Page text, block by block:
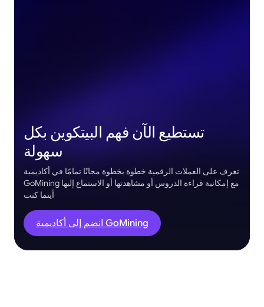
تستطيع الآن فهم البيتكوين بكل
سهولة
تعرف على العملات الرقمية خطوة بخطوة مجانًا تمامًا في أكاديمية
GoMining مع إمكانية قراءة الدروس أو مشاهدتها أو الاستماع إليها
أينما كنت
انضم إلى أكاديمية GoMining